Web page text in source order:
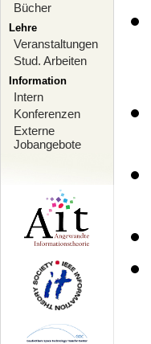
Bücher
Lehre
Veranstaltungen
Stud. Arbeiten
Information
Intern
Konferenzen
Externe
Jobangebote